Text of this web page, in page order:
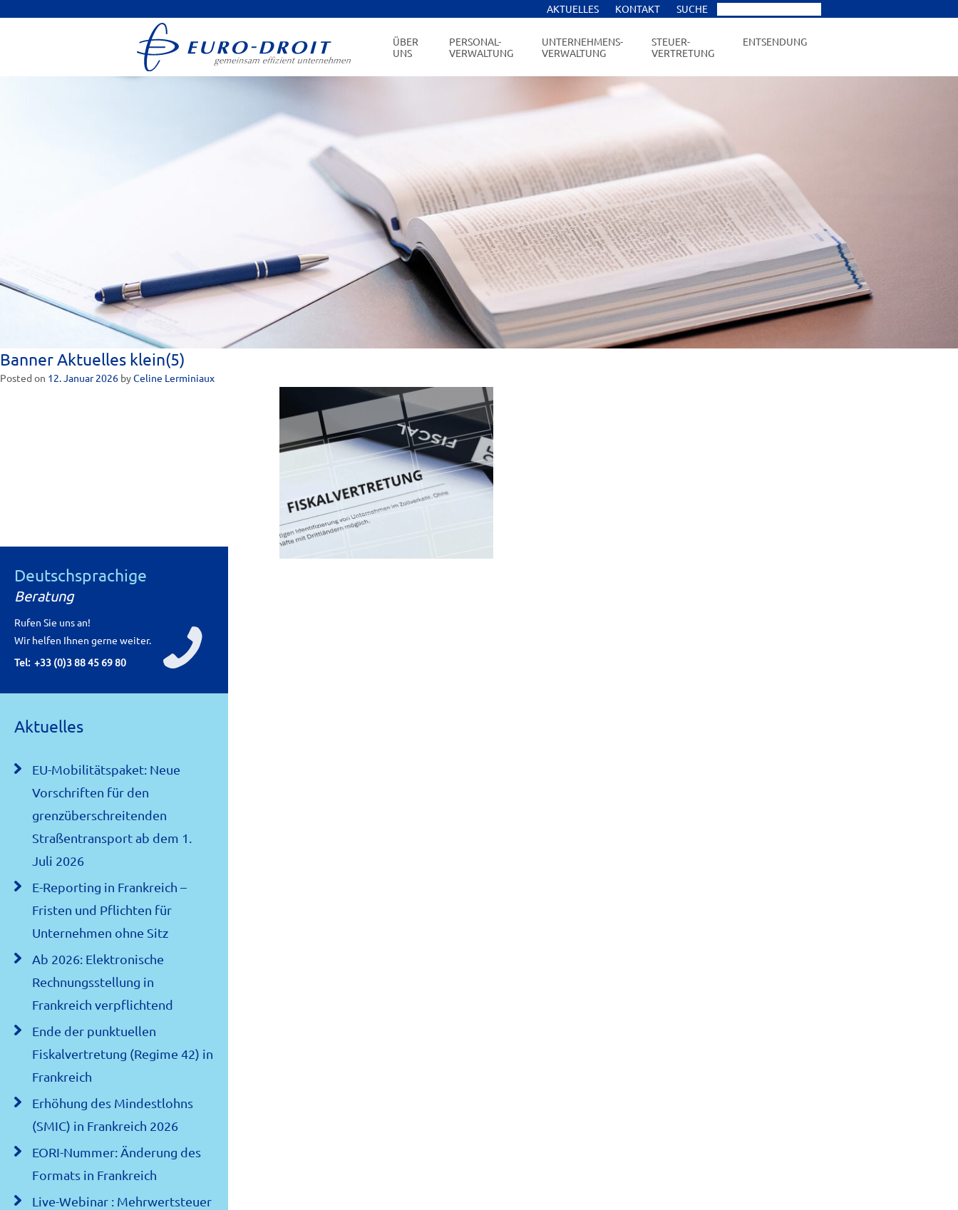
AKTUELLES KONTAKT SUCHE
ÜBER
UNS
PERSONAL-
VERWALTUNG
UNTERNEHMENS-
VERWALTUNG
STEUER-
VERTRETUNG
ENTSENDUNG
Banner Aktuelles klein(5)
Posted on 12. Januar 2026 byCeline Lerminiaux
a
Deutschsprachige
Beratung
Rufen Sie uns an!
Wir helfen Ihnen gerne weiter.
Tel: +33 (0)3 88 45 69 80
Aktuelles
EU-Mobilitätspaket: Neue
Vorschriften für den
grenzüberschreitenden
Straßentransport ab dem 1.
Juli 2026
E-Reporting in Frankreich –
Fristen und Pflichten für
Unternehmen ohne Sitz
Ab 2026: Elektronische
Rechnungsstellung in
Frankreich verpflichtend
Ende der punktuellen
Fiskalvertretung (Regime 42) in
Frankreich
Erhöhung des Mindestlohns
(SMIC) in Frankreich 2026
EORI-Nummer: Änderung des
Formats in Frankreich
Live-Webinar : Mehrwertsteuer